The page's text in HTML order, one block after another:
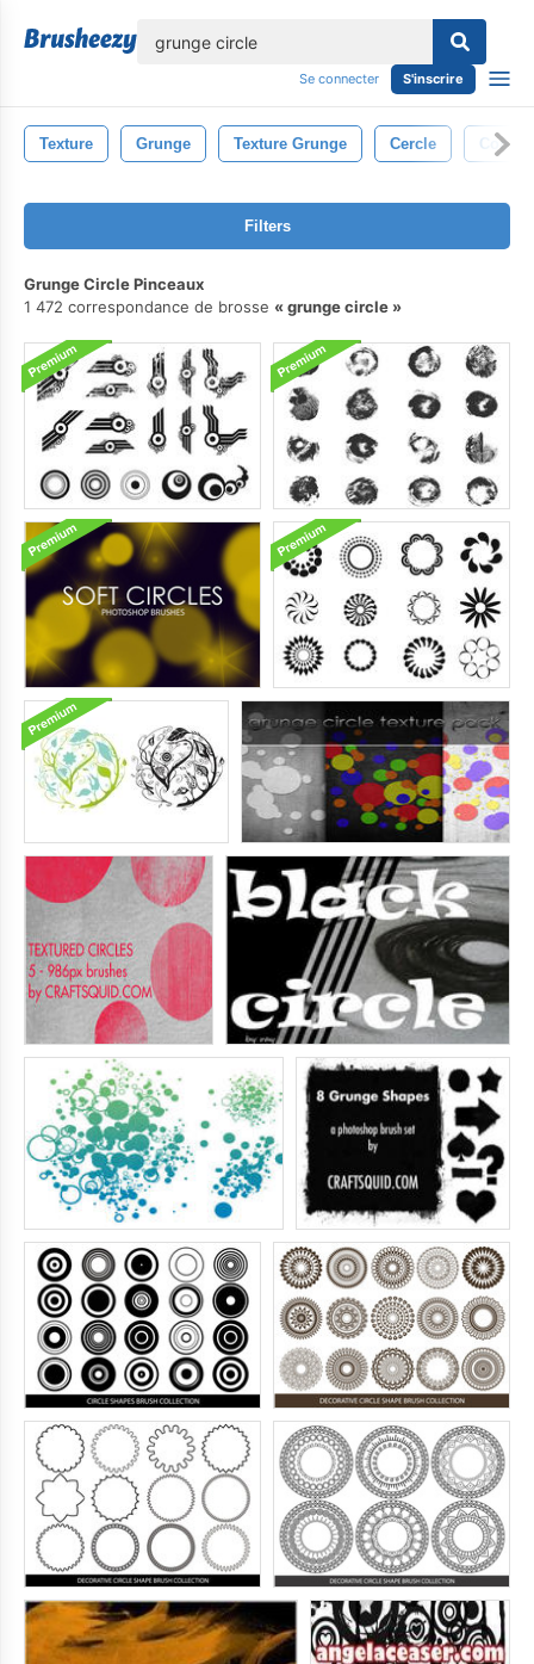
Se connecter S'inscrire
Texture Grunge Texture Grunge Cercle
Filters
Grunge Circle Pinceaux
1 472 correspondance de brosse
grunge circle